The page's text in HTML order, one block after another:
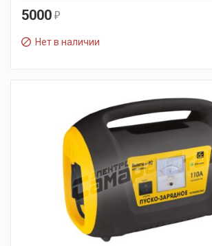
5000 r
Нет в наличии